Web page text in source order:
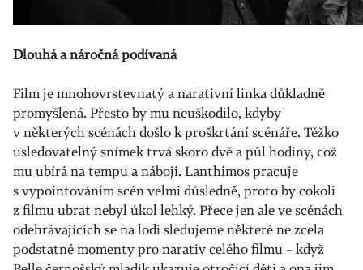
Dlouhá a náročná podívaná
Film je mnohovrstevnatý a narativní linka důkladně
promyšlená. Přesto by mu neuškodilo, kdyby
v některých scénách došlo k proškrtání scénáře. Těžko
usledovatelný snímek trvá skoro dvě a půl hodiny, což
mu ubírá na tempu a náboji. Lanthimos pracuje
s vypointováním scén velmi důsledně, proto by cokoli
z filmu ubrat nebyl úkol lehký. Přece jen ale ve scénách
odehrávajících se na lodi sledujeme některé ne zcela
podstatné momenty pro narativ celého filmu – když